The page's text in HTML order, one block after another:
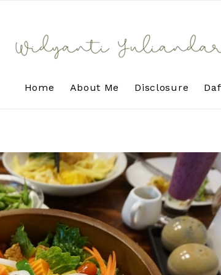
Home About Me Disclosure